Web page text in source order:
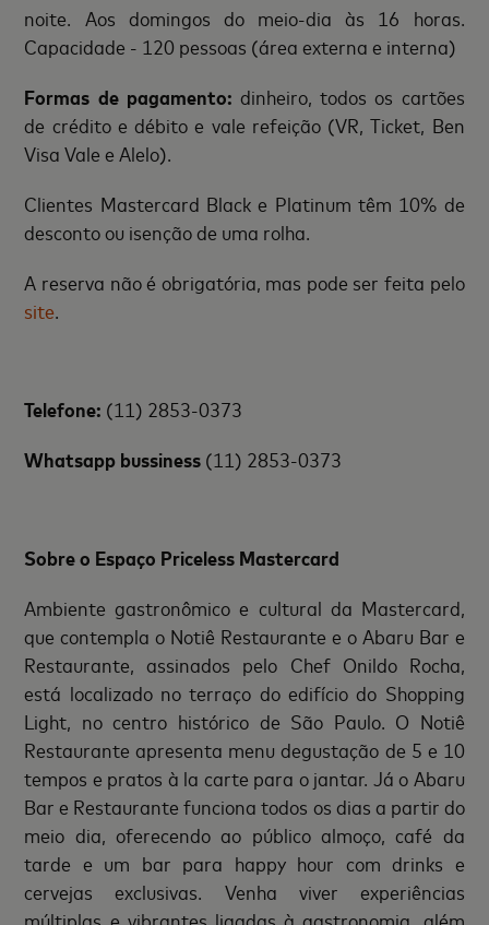
noite. Aos domingos do meio-dia às 16 horas.
Capacidade - 120 pessoas (área externa e interna)
Formas de pagamento: dinheiro, todos os cartões
de crédito e débito e vale refeição (VR, Ticket, Ben
Visa Vale e Alelo).
Clientes Mastercard Black e Platinum têm 10% de
desconto ou isenção de uma rolha.
A reserva não é obrigatória, mas pode ser feita pelo
site.
Telefone: (11) 2853-0373
Whatsapp bussiness (11) 2853-0373
Sobre o Espaço Priceless Mastercard
Ambiente gastronômico e cultural da Mastercard,
que contempla o Notiê Restaurante e o Abaru Bar e
Restaurante, assinados pelo Chef Onildo Rocha,
está localizado no terraço do edifício do Shopping
Light, no centro histórico de São Paulo. O Notiê
Restaurante apresenta menu degustação de 5 e 10
tempos e pratos à la carte para o jantar. Já o Abaru
Bar e Restaurante funciona todos os dias a partir do
meio dia, oferecendo ao público almoço, café da
tarde e um bar para happy hour com drinks e
cervejas exclusivas. Venha viver experiências